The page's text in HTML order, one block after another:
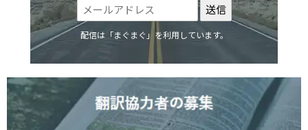
配信は「まぐまぐ」を利用しています。